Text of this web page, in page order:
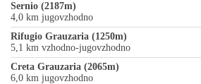
Sernio (2187m)
4,0 km jugovzhodno
Rifugio Grauzaria (1250m)
5,1 km vzhodno-jugovzhodno
Creta Grauzaria (2065m)
6,0 km jugovzhodno